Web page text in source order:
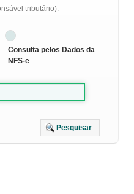
tributário).
Consulta pelos Dados da
NFS-e
Pesquisar